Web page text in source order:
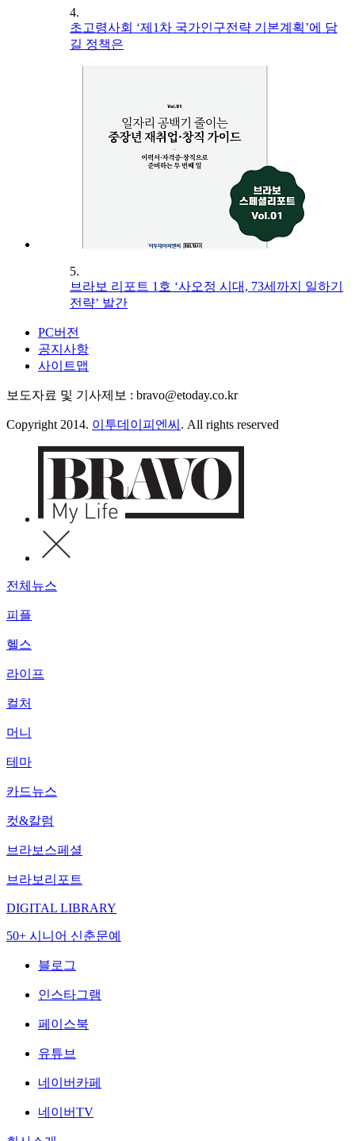
4.
초고령사회 ‘제1차 국가인구전략 기본계획’에 담
길 정책은
5.
브라보 리포트 1호 ‘사오정 시대, 73세까지 일하기
전략’ 발간
PC버전
공지사항
사이트맵
보도자료 및 기사제보 : bravo@etoday.co.kr
Copyright 2014. 이투데이피엔씨 . All rights reserved
전체뉴스
피플
헬스
라이프
컬처
머니
테마
카드뉴스
컷&칼럼
브라보스페셜
브라보리포트
DIGITAL LIBRARY
50+ 시니어 신춘문예
블로그
인스타그램
페이스북
유튜브
네이버카페
네이버TV